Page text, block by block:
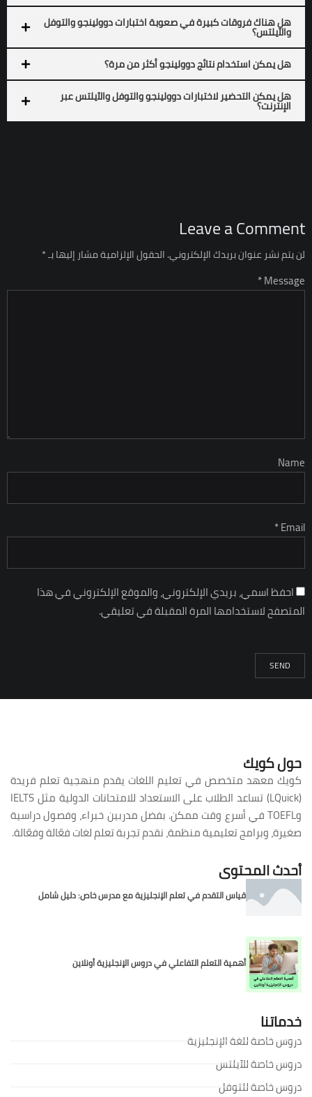
هل هناك فروقات كبيرة في صعوبة اختبارات دوولينجو والتوفل
والآيلتس؟
هل يمكن استخدام نتائج دوولينجو أكثر من مرة؟
هل يمكن التحضير لاختبارات دوولينجو والتوفل والآيلتس عبر
الإنترنت؟
Leave a Comment
لن يتم نشر عنوان بريدك الإلكتروني.الحقول الإلزامية مشار إليها بـ*
Message *
Name
Email *
احفظ اسمي، بريدي الإلكتروني، والموقع الإلكتروني في هذا
المتصفح لاستخدامها المرة المقبلة في تعليقي.
حول كويك
كويك معهد متخصص في تعليم اللغات يقدم منهجية تعلم فريدة
(LQuick) تساعد الطلاب على الاستعداد للامتحانات الدولية مثل IELTS
وTOEFL في أسرع وقت ممكن. بفضل مدربين خبراء، وفصول دراسية
صغيرة، وبرامج تعليمية منظمة، نقدم تجربة تعلم لغات فعّالة وفعّالة.
أحدث المحتوى
قياس التقدم في تعلم الإنجليزية مع مدرس خاص: دليل شامل
أهمية التعلم التفاعلي في دروس الإنجليزية أونلاين
خدماتنا
دروس خاصة للغة الإنجليزية
دروس خاصة للآيلتس
دروس خاصة للتوفل